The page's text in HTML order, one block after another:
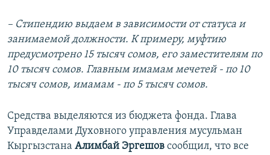
– Стипендию выдаем в зависимости от статуса и
занимаемой должности. К примеру, муфтию
предусмотрено 15 тысяч сомов, его заместителям по
10 тысяч сомов. Главным имамам мечетей - по 10
тысяч сомов, имамам - по 5 тысяч сомов.
Средства выделяются из бюджета фонда. Глава
Управделами Духовного управления мусульман
Кыргызстана Алимбай Эргешов сообщил, что все